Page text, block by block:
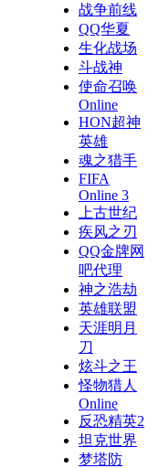
战争前线
QQ华夏
生化战场
斗战神
使命召唤
Online
HON超神
英雄
魂之猎手
FIFA
Online 3
上古世纪
疾风之刃
QQ金牌网
吧代理
神之浩劫
英雄联盟
天涯明月
刀
炫斗之王
怪物猎人
Online
反恐精英2
坦克世界
梦塔防